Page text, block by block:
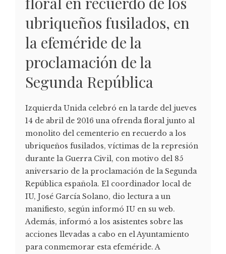
ubriqueños fusilados, en
la efeméride de la
proclamación de la
Segunda República
Izquierda Unida celebró en la tarde del jueves
14 de abril de 2016 una ofrenda floral junto al
monolito del cementerio en recuerdo a los
ubriqueños fusilados, víctimas de la represión
durante la Guerra Civil, con motivo del 85
aniversario de la proclamación de la Segunda
República española. El coordinador local de
IU, José García Solano, dio lectura a un
manifiesto, según informó IU en su web.
Además, informó a los asistentes sobre las
acciones llevadas a cabo en el Ayuntamiento
para conmemorar esta efeméride. A